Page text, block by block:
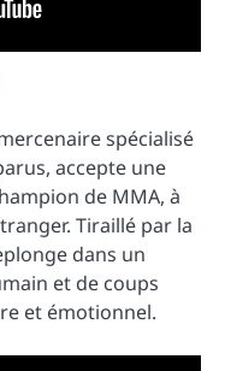
spécialisé
accepte une
de MMA, à
Tiraillé par la
dans un
et de coups
et émotionnel.